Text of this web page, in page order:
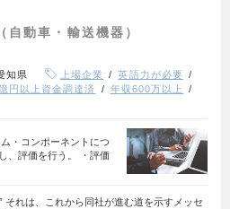
動車・輸送機器）
知県 上場企業
英語力が必要
円以上資金調達済
年収600万以上
・コンポーネントにつ
、評価を行う。 ・評価
それは、これから同社が進む道を示すメッセ